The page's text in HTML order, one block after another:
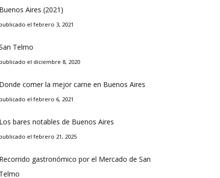
Aires (2021)
el febrero 3, 2021
Telmo
el diciembre 8, 2020
comer la mejor carne en Buenos Aires
el febrero 6, 2021
bares notables de Buenos Aires
el febrero 21, 2025
gastronómico por el Mercado de San